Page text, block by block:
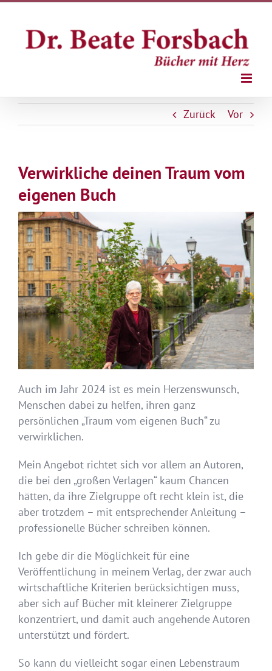
Zum
springen
Zurück Vor
Verwirkliche deinen Traum vom
eigenen Buch
Auch im Jahr 2024 ist es mein Herzenswunsch,
Menschen dabei zu helfen, ihren ganz
persönlichen „Traum vom eigenen Buch“ zu
verwirklichen.
Mein Angebot richtet sich vor allem an Autoren,
die bei den „großen Verlagen“ kaum Chancen
hätten, da ihre Zielgruppe oft recht klein ist, die
aber trotzdem – mit entsprechender Anleitung –
professionelle Bücher schreiben können.
Ich gebe dir die Möglichkeit für eine
Veröffentlichung in meinem Verlag, der zwar auch
wirtschaftliche Kriterien berücksichtigen muss,
aber sich auf Bücher mit kleinerer Zielgruppe
konzentriert, und damit auch angehende Autoren
unterstützt und fördert.
So kann du vielleicht sogar einen Lebenstraum